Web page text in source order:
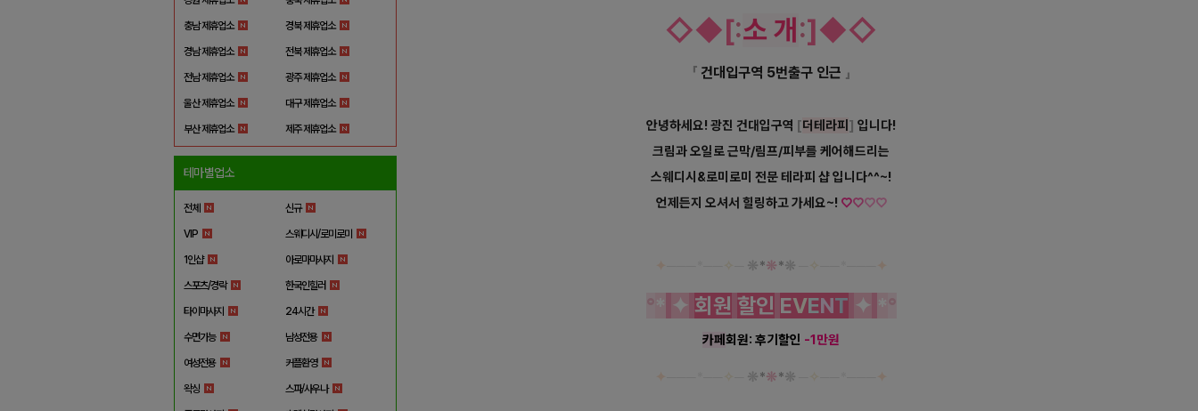
충남 제휴업소 경북 제휴업소
경남 제휴업소 전북 제휴업소
전남 제휴업소 광주 제휴업소
울산 제휴업소 대구 제휴업소
부산 제휴업소 제주 제휴업소
테마별업소
전체 신규
VIP 스웨디시/로미로미
1인샵 아로마마사지
스포츠/경락 한국인힐러
타이마사지 24시간
수면가능 남성전용
여성전용 커플환영
왁싱 스파/사우나
◇◆[:소 개 :]◆◇
「 건대입구역 5번출구 인근 」
안녕하세요! 광진 건대입구역 [더테라피 ] 입니다!
크림과 오일로 근막/림프/피부를 케어해드리는
스웨디시&로미로미 전문 테라피 샵 입니다^^~!
언제든지 오셔서 힐링하고 가세요~! ♡♡♡♡
✦ ❊*❊*❊ ✦
✦ 회원 할인 EVENT ✦
카페 회원: 후기할인 -1만원
✦ ❊*❊*❊ ✦